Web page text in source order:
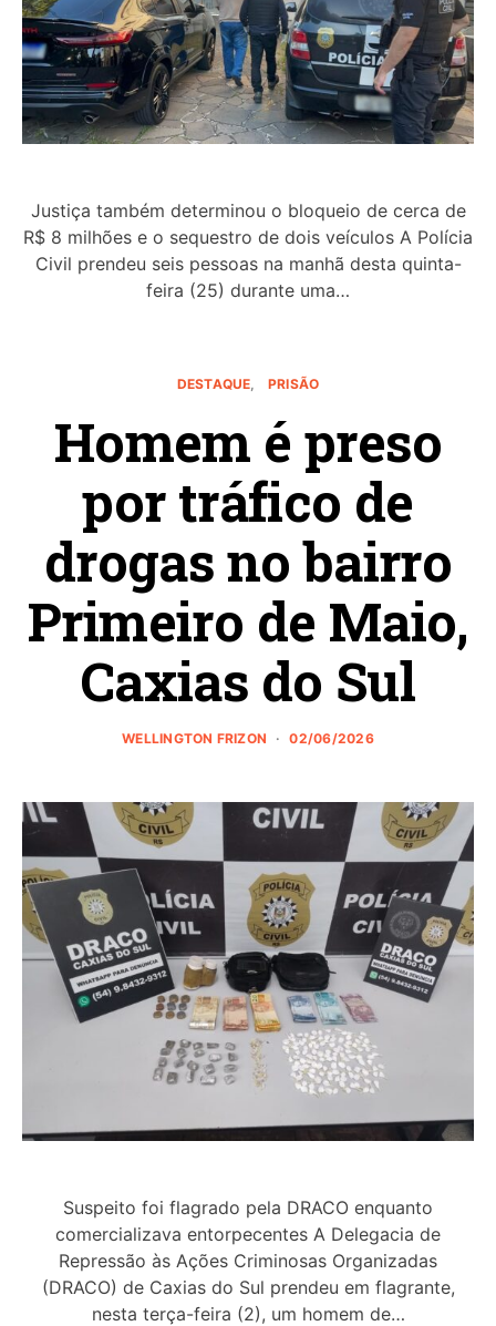
Justiça também determinou o bloqueio de cerca de
R$ 8 milhões e o sequestro de dois veículos A Polícia
Civil prendeu seis pessoas na manhã desta quinta-
feira (25) durante uma…
DESTAQUE PRISÃO
Homem é preso
por tráfico de
drogas no bairro
Primeiro de Maio,
Caxias do Sul
WELLINGTON FRIZON 02/06/2026
Suspeito foi flagrado pela DRACO enquanto
comercializava entorpecentes A Delegacia de
Repressão às Ações Criminosas Organizadas
(DRACO) de Caxias do Sul prendeu em flagrante,
nesta terça-feira (2), um homem de…